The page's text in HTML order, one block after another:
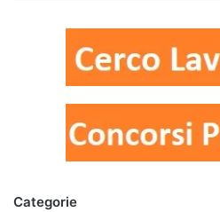
Categorie